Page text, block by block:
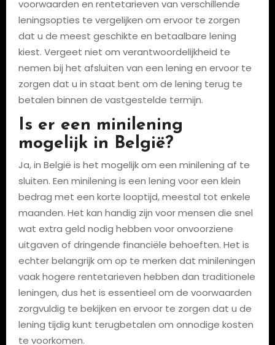
voorwaarden en rentetarieven van verschillende
leningsopties te vergelijken om ervoor te zorgen
dat u de meest geschikte en betaalbare lening
kiest. Vergeet niet om verantwoordelijkheid te
nemen bij het afsluiten van een lening en ervoor te
zorgen dat u in staat bent om de lening terug te
betalen binnen de vastgestelde termijn.
Is er een minilening
mogelijk in België?
Ja, in België is het mogelijk om een minilening af te
sluiten. Een minilening is een lening voor een klein
bedrag met een korte looptijd, meestal tot enkele
maanden. Het kan handig zijn voor mensen die snel
wat extra geld nodig hebben voor onvoorziene
uitgaven of dringende financiële behoeften. Het is
echter belangrijk om op te merken dat minileningen
vaak hogere rentetarieven hebben dan traditionele
leningen, dus het is essentieel om de voorwaarden
zorgvuldig te bekijken en ervoor te zorgen dat u de
lening tijdig kunt terugbetalen om onnodige kosten
te voorkomen.